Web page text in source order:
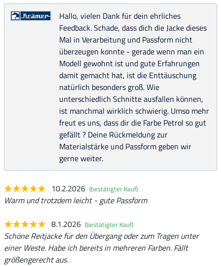
Hallo, vielen Dank für dein ehrliches
Feedback. Schade, dass dich die Jacke dieses
Mal in Verarbeitung und Passform nicht
überzeugen konnte - gerade wenn man ein
Modell gewohnt ist und gute Erfahrungen
damit gemacht hat, ist die Enttäuschung
natürlich besonders groß. Wie
unterschiedlich Schnitte ausfallen können,
ist manchmal wirklich schwierig. Umso mehr
freut es uns, dass dir die Farbe Petrol so gut
gefällt ? Deine Rückmeldung zur
Materialstärke und Passform geben wir
gerne weiter.
10.2.2026 (bestätigter Kauf)
Warm und trotzdem leicht - gute Passform
8.1.2026 (bestätigter Kauf)
Schöne Reitjacke für den Übergang oder zum Tragen unter
einer Weste. Habe ich bereits in mehreren Farben. Fällt
größengerecht aus.